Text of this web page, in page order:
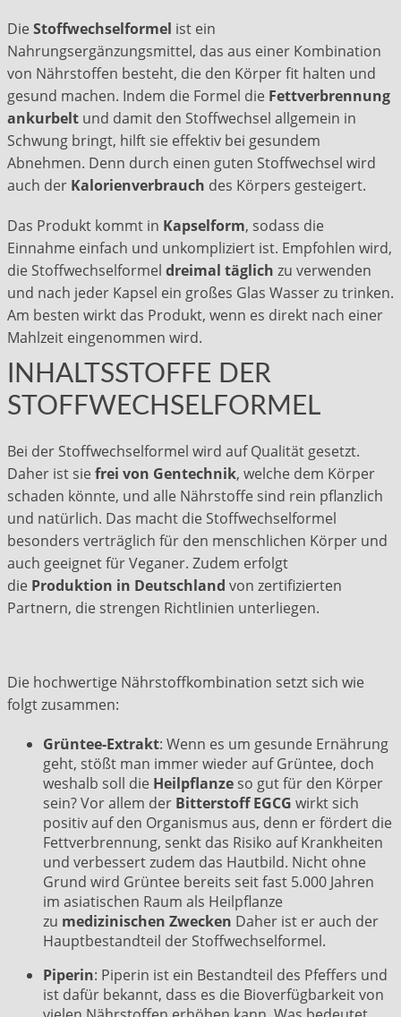
Die Stoffwechselformel ist ein
Nahrungsergänzungsmittel, das aus einer Kombination
von Nährstoffen besteht, die den Körper fit halten und
gesund machen. Indem die Formel die Fettverbrennung
ankurbelt und damit den Stoffwechsel allgemein in
Schwung bringt, hilft sie effektiv bei gesundem
Abnehmen. Denn durch einen guten Stoffwechsel wird
auch der Kalorienverbrauch des Körpers gesteigert.
Das Produkt kommt in Kapselform, sodass die
Einnahme einfach und unkompliziert ist. Empfohlen wird,
die Stoffwechselformel dreimal täglich zu verwenden
und nach jeder Kapsel ein großes Glas Wasser zu trinken.
Am besten wirkt das Produkt, wenn es direkt nach einer
Mahlzeit eingenommen wird.
INHALTSSTOFFE DER
STOFFWECHSELFORMEL
Bei der Stoffwechselformel wird auf Qualität gesetzt.
Daher ist sie frei von Gentechnik, welche dem Körper
schaden könnte, und alle Nährstoffe sind rein pflanzlich
und natürlich. Das macht die Stoffwechselformel
besonders verträglich für den menschlichen Körper und
auch geeignet für Veganer. Zudem erfolgt
die Produktion in Deutschland von zertifizierten
Partnern, die strengen Richtlinien unterliegen.
Die hochwertige Nährstoffkombination setzt sich wie
folgt zusammen:
Grüntee-Extrakt: Wenn es um gesunde Ernährung
geht, stößt man immer wieder auf Grüntee, doch
weshalb soll die Heilpflanze so gut für den Körper
sein? Vor allem der Bitterstoff EGCG wirkt sich
positiv auf den Organismus aus, denn er fördert die
Fettverbrennung, senkt das Risiko auf Krankheiten
und verbessert zudem das Hautbild. Nicht ohne
Grund wird Grüntee bereits seit fast 5.000 Jahren
im asiatischen Raum als Heilpflanze
zu medizinischen Zwecken Daher ist er auch der
Hauptbestandteil der Stoffwechselformel.
Piperin: Piperin ist ein Bestandteil des Pfeffers und
ist dafür bekannt, dass es die Bioverfügbarkeit von